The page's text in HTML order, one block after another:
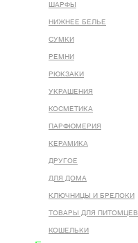
ШАРФЫ
НИЖНЕЕ БЕЛЬЕ
СУМКИ
РЕМНИ
РЮКЗАКИ
УКРАШЕНИЯ
КОСМЕТИКА
ПАРФЮМЕРИЯ
КЕРАМИКА
ДРУГОЕ
ДЛЯ ДОМА
КЛЮЧНИЦЫ И БРЕЛОКИ
ТОВАРЫ ДЛЯ ПИТОМЦЕВ
КОШЕЛЬКИ